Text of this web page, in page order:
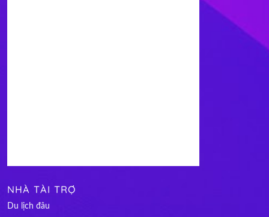
NHÀ TÀI TRỢ
Du lịch đâu